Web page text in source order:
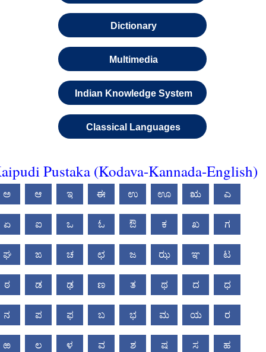
Dictionary
Multimedia
Indian Knowledge System
Classical Languages
Pustaka (Kodava-Kannada-English)
ಅ ಆ ಇ ಈ ಉ ಊ ಋ ಎ
ಏ ಐ ಒ ಓ ಔ ಕ ಖ ಗ
ಘ ಙ ಚ ಛ ಜ ಝ ಞ ಟ
ಠ ಡ ಢ ಣ ತ ಥ ದ ಧ
ನ ಪ ಫ ಬ ಭ ಮ ಯ ರ
ಱ ಲ ಳ ವ ಶ ಷ ಸ ಹ